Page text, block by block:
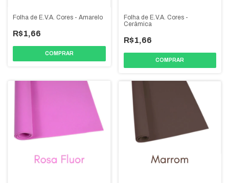
Folha de E.V.A. Cores - Amarelo
R$1,66
COMPRAR
Folha de E.V.A. Cores -
Cerâmica
R$1,66
COMPRAR